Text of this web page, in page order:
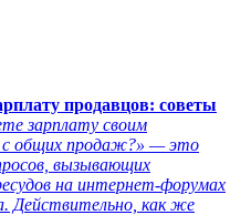
продавцов: советы
зарплату своим
с общих продаж?» — это
вызывающих
на интернет-форумах
Действительно, как же